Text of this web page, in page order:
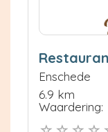
Enschede
6.9 km
Waardering: